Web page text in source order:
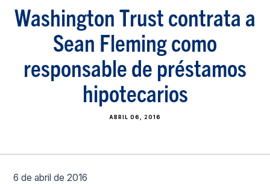
Washington Trust contrata a
Sean Fleming como
responsable de préstamos
hipotecarios
ABRIL 06, 2016
6 de abril de 2016